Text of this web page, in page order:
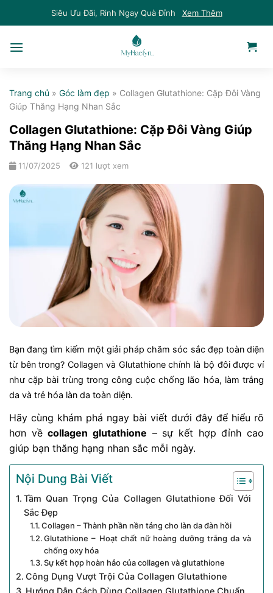
Siêu Ưu Đãi, Rinh Ngay Quà Đỉnh Xem Thêm
Trang chủ » Góc làm đẹp » Collagen Glutathione: Cặp Đôi Vàng
Giúp Thăng Hạng Nhan Sắc
Collagen Glutathione: Cặp Đôi Vàng Giúp
Thăng Hạng Nhan Sắc
11/07/2025 121 lượt xem
Bạn đang tìm kiếm một giải pháp chăm sóc sắc đẹp toàn diện
từ bên trong? Collagen và Glutathione chính là bộ đôi được ví
như cặp bài trùng trong công cuộc chống lão hóa, làm trắng
da và trẻ hóa làn da toàn diện.
Hãy cùng khám phá ngay bài viết dưới đây để hiểu rõ
hơn vềcollagen glutathione – sự kết hợp đỉnh cao
giúp bạn thăng hạng nhan sắc mỗi ngày.
Nội Dung Bài Viết
Tầm Quan Trọng Của Collagen Glutathione Đối Với
Sắc Đẹp
Collagen – Thành phần nền tảng cho làn da đàn hồi
Glutathione – Hoạt chất nữ hoàng dưỡng trắng da và
chống oxy hóa
Sự kết hợp hoàn hảo của collagen và glutathione
Công Dụng Vượt Trội Của Collagen Glutathione